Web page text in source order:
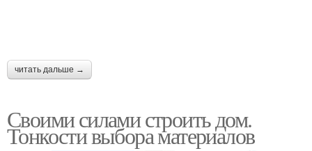
читать дальше →
Своими силами строить дом.
Тонкости выбора материалов